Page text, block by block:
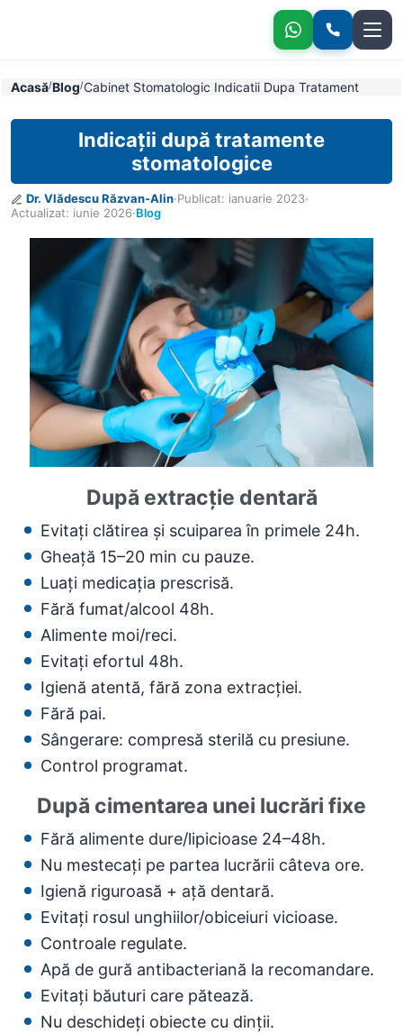
Indicații după tratamente stomatologice
Acasă/Blog/Cabinet Stomatologic Indicatii Dupa Tratament
Indicații după tratamente
stomatologice
Dr. Vlădescu Răzvan-Alin·Publicat: ianuarie 2023·
Actualizat: iunie 2026·Blog
După extracție dentară
Evitați clătirea și scuiparea în primele 24h.
Gheață 15–20 min cu pauze.
Luați medicația prescrisă.
Fără fumat/alcool 48h.
Alimente moi/reci.
Evitați efortul 48h.
Igienă atentă, fără zona extracției.
Fără pai.
Sângerare: compresă sterilă cu presiune.
Control programat.
După cimentarea unei lucrări fixe
Fără alimente dure/lipicioase 24–48h.
Nu mestecați pe partea lucrării câteva ore.
Igienă riguroasă + ață dentară.
Evitați rosul unghiilor/obiceiuri vicioase.
Controale regulate.
Apă de gură antibacteriană la recomandare.
Evitați băuturi care pătează.
Nu deschideți obiecte cu dinții.